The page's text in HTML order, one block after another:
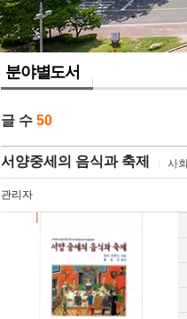
분야별도서
글 수 50
서양중세의 음식과 축제 사
관리자